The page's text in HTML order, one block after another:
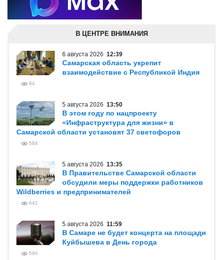
В ЦЕНТРЕ ВНИМАНИЯ
6 августа 2026 12:39
Самарская область укрепит
взаимодействие с Республикой Индия
84
5 августа 2026 13:50
В этом году по нацпроекту
«Инфраструктура для жизни» в
Самарской области установят 37 светофоров
584
5 августа 2026 13:35
В Правительстве Самарской области
обсудили меры поддержки работников
Wildberries и предпринимателей
642
5 августа 2026 11:59
В Самаре не будет концерта на площади
Куйбышева в День города
560